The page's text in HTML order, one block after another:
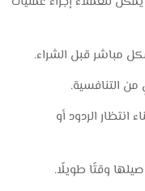
مباشر قبل الشراء.
التنافسية.
انتظار الردود أو
وقتًا طويلًا.